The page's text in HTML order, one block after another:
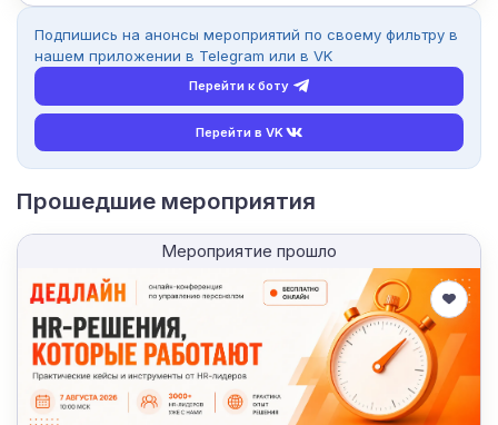
Подпишись на анонсы мероприятий по своему фильтру в
нашем приложении в Telegram или в VK
Перейти к боту
Перейти в VK
Прошедшие мероприятия
Мероприятие прошло